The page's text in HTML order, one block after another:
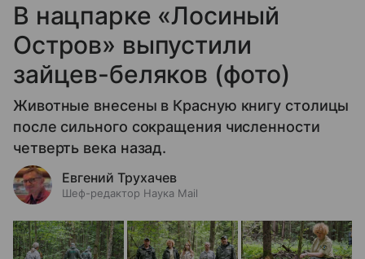
В нацпарке «Лосиный
Остров» выпустили
зайцев-беляков (фото)
Животные внесены в Красную книгу столицы
после сильного сокращения численности
четверть века назад.
Евгений Трухачев
Шеф-редактор Наука Mail